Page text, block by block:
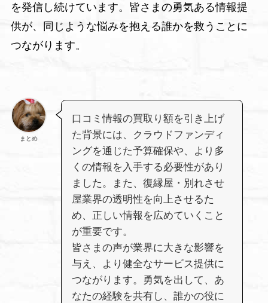
を発信し続けています。皆さまの勇気ある情報提
供が、同じような悩みを抱える誰かを救うことに
つながります。
まとめ
口コミ情報の買取り額を引き上げ
た背景には、クラウドファンディ
ングを通じた予算確保や、より多
くの情報を入手する必要性があり
ました。また、復縁屋・別れさせ
屋業界の透明性を向上させるた
め、正しい情報を広めていくこと
が重要です。
皆さまの声が業界に大きな影響を
与え、より健全なサービス提供に
つながります。勇気を出して、あ
なたの経験を共有し、誰かの役に